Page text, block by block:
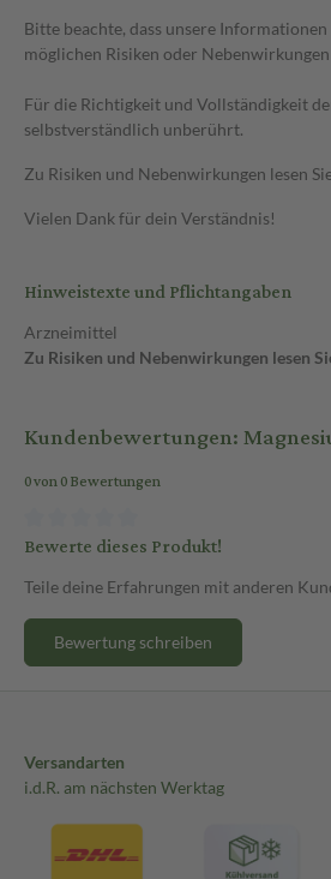
Bitte beachte, dass unsere
möglichen Risiken oder
Für die Richtigkeit und Vollständigkeit
selbstverständlich unberührt.
Zu Risiken und Nebenwirkungen lesen
Vielen Dank für dein Verständnis!
Hinweistexte und Pflichtangaben
Arzneimittel
Zu Risiken und Nebenwirkungen lesen
Kundenbewertungen:
0 von 0 Bewertungen
Bewerte dieses Produkt!
Teile deine Erfahrungen mit anderen
Bewertung schreiben
Versandarten
i.d.R. am nächsten Werktag